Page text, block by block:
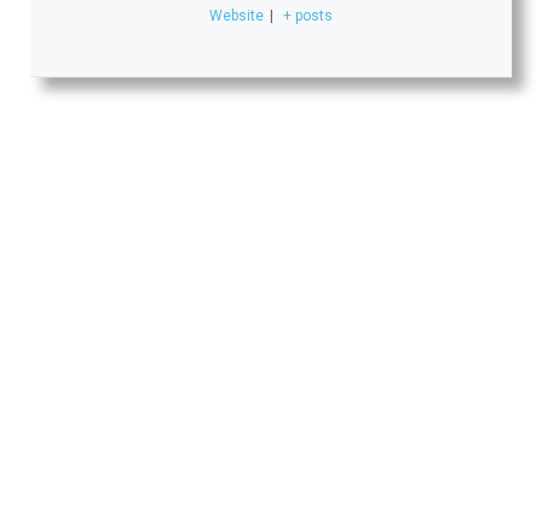
Website + posts